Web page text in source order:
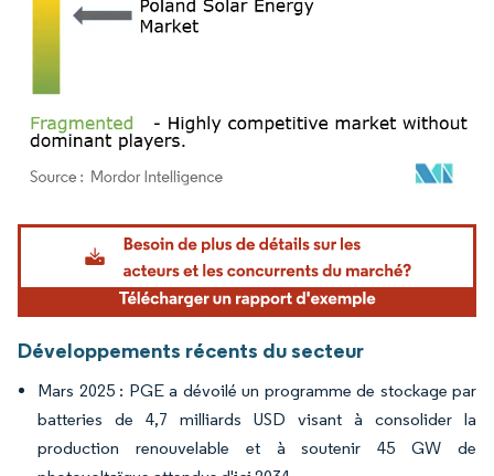
Image © Mordor Intelligence. La réutilisation nécessite une attribution sous CC BY
Développements récents du secteur
Mars 2025 : PGE a dévoilé un programme de stockage par
batteries de 4,7 milliards USD visant à consolider la
production renouvelable et à soutenir 45 GW de